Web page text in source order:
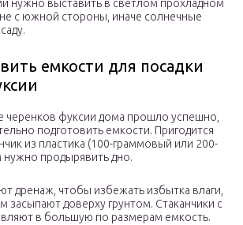
нужно выставить в светлом прохладном
с южной стороны, иначе солнечные
емкости для посадки
черенков фуксии дома прошло успешно,
подготовить емкости. Пригодится
из пластика (100-граммовый или 200-
продырявить дно.
дренаж, чтобы избежать избытка влаги,
засыпают доверху грунтом. Стаканчики с
в большую по размерам емкость.